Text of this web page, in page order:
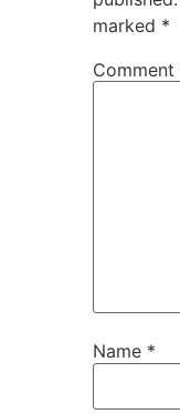
marked *
Comment
Name *